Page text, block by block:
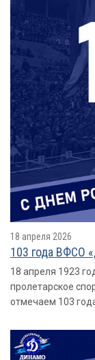
18 апреля 2026
103 года ВФСО
18 апреля 1923
пролетарское
отмечаем 103